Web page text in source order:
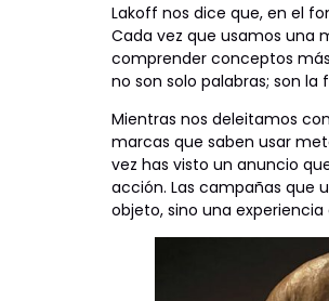
Lakoff nos dice que, en el
Cada vez que usamos una
comprender conceptos
no son solo palabras; son
Mientras nos deleitamos
marcas que saben usar
vez has visto un anuncio
acción. Las campañas que
objeto, sino una